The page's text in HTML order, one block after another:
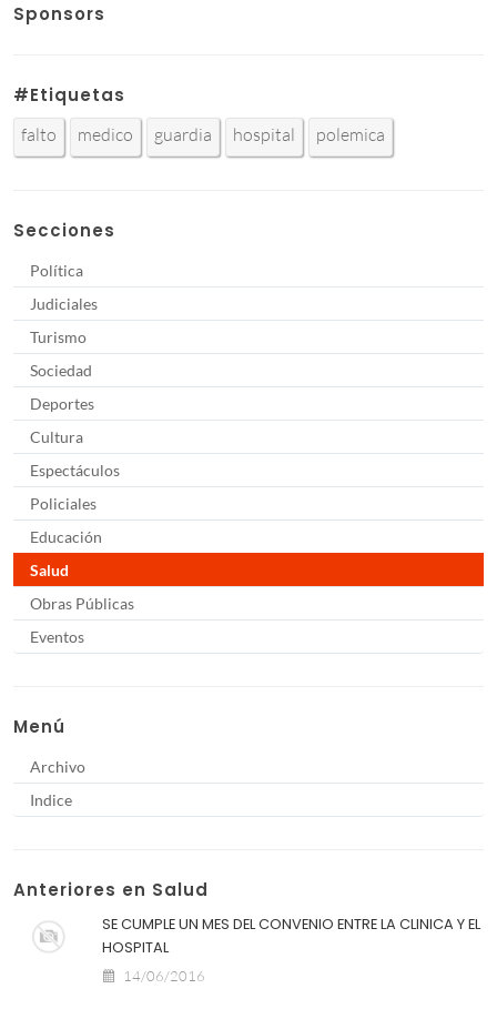
Sponsors
#Etiquetas
falto medico guardia hospital polemica
Secciones
Política
Judiciales
Turismo
Sociedad
Deportes
Cultura
Espectáculos
Policiales
Educación
Salud
Obras Públicas
Eventos
Menú
Archivo
Indice
Anteriores en Salud
SE CUMPLE UN MES DEL CONVENIO ENTRE LA CLINICA Y EL
HOSPITAL
14/06/2016